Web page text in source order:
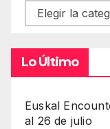
Contenidos
Lo Último
Euskal
al 26 de julio